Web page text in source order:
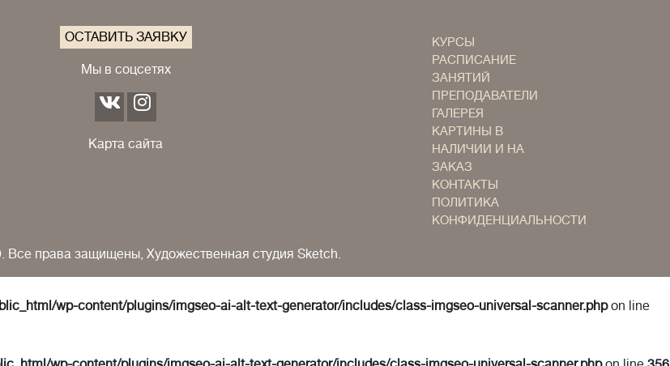
ОСТАВИТЬ ЗАЯВКУ
Мы в соцсетях
Карта сайта
КУРСЫ
РАСПИСАНИЕ
ЗАНЯТИЙ
ПРЕПОДАВАТЕЛИ
ГАЛЕРЕЯ
КАРТИНЫ В
НАЛИЧИИ И НА
ЗАКАЗ
КОНТАКТЫ
ПОЛИТИКА
КОНФИДЕНЦИАЛЬНОСТИ
права защищены, Художественная студия Sketch.
wp-content/plugins/imgseo-ai-alt-text-generator/includes/class-imgseo-universal-scanner.phpon line